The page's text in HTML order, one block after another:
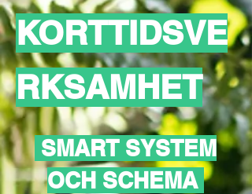
KORTTIDSVE
RKSAMHET
SMART SYSTEM
OCH SCHEMA